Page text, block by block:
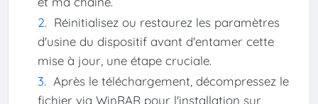
Réinitialisez ou restaurez les paramètres
d'usine du dispositif avant d'entamer cette
mise à jour, une étape cruciale.
Après le téléchargement, décompressez le
fichier via WinRAR pour l'installation sur